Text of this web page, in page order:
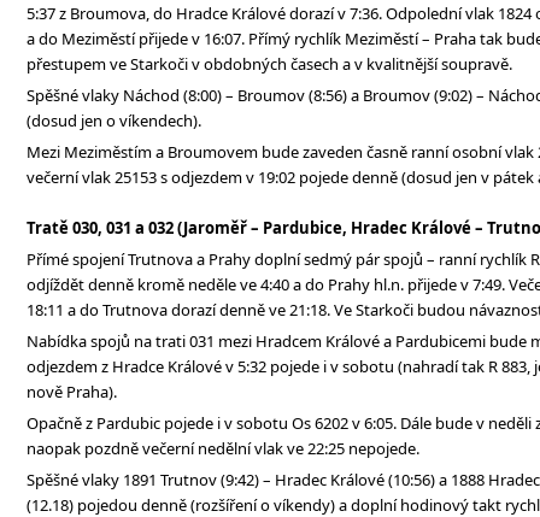
5:37 z Broumova, do Hradce Králové dorazí v 7:36. Odpolední vlak 1824
a do Meziměstí přijede v 16:07. Přímý rychlík Meziměstí – Praha tak
přestupem ve Starkoči v obdobných časech a v kvalitnější soupravě.
Spěšné vlaky Náchod (8:00) – Broumov (8:56) a Broumov (9:02) –
(dosud jen o víkendech).
Mezi Meziměstím a Broumovem bude zaveden časně ranní osobní vlak
večerní vlak 25153 s odjezdem v 19:02 pojede denně (dosud jen v
Tratě 030, 031 a 032 (Jaroměř – Pardubice, Hradec Králové –
Přímé spojení Trutnova a Prahy doplní sedmý pár spojů – ranní rychlík
odjíždět denně kromě neděle ve 4:40 a do Prahy hl.n. přijede v 7:49.
18:11 a do Trutnova dorazí denně ve 21:18. Ve Starkoči budou
Nabídka spojů na trati 031 mezi Hradcem Králové a Pardubicemi bude
odjezdem z Hradce Králové v 5:32 pojede i v sobotu (nahradí tak R 883,
nově Praha).
Opačně z Pardubic pojede i v sobotu Os 6202 v 6:05. Dále bude v neděli
naopak pozdně večerní nedělní vlak ve 22:25 nepojede.
Spěšné vlaky 1891 Trutnov (9:42) – Hradec Králové (10:56) a 1888
(12.18) pojedou denně (rozšíření o víkendy) a doplní hodinový takt